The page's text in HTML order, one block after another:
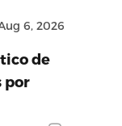
6, 2026
de
por